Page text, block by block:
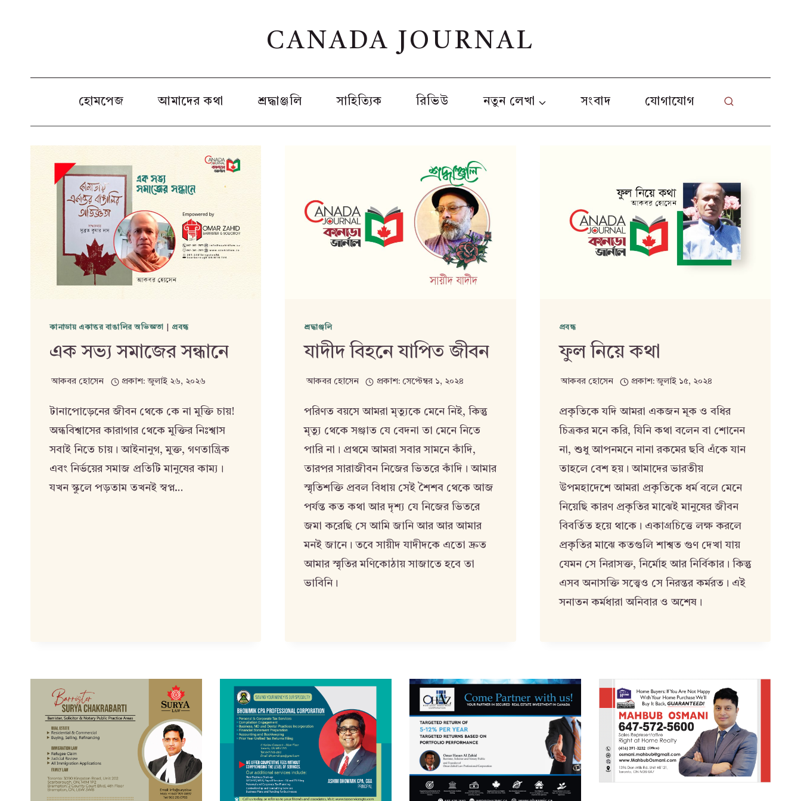
CANADA JOURNAL
হোমপেজ আমাদের কথা শ্রদ্ধাঞ্জলি সাহিত্যিক রিভিউ নতুন লেখা সংবাদ যোগাযোগ
কানাডায় একাত্তর বাঙালির অভিজ্ঞতা প্রবন্ধ
এক সভ্য সমাজের সন্ধানে
আকবর হোসেন প্রকাশ: জুলাই ২৬, ২০২৬
টানাপোড়েনের জীবন থেকে কে না মুক্তি চায়!
অন্ধবিশ্বাসের কারাগার থেকে মুক্তির নিঃশ্বাস
সবাই নিতে চায়। আইনানুগ, মুক্ত, গণতান্ত্রিক
এবং নির্ভয়ের সমাজ প্রতিটি মানুষের কাম্য।
যখন স্কুলে পড়তাম তখনই স্বপ্ন…
শ্রদ্ধাঞ্জলি
যাদীদ বিহনে যাপিত জীবন
আকবর হোসেন প্রকাশ: সেপ্টেম্বর ১, ২০২৪
পরিণত বয়সে আমরা মৃত্যুকে মেনে নিই, কিন্তু
মৃত্যু থেকে সঞ্জাত যে বেদনা তা মেনে নিতে
পারি না। প্রথমে আমরা সবার সামনে কাঁদি,
তারপর সারাজীবন নিজের ভিতরে কাঁদি। আমার
স্মৃতিশক্তি প্রবল বিধায় সেই শৈশব থেকে আজ
পর্যন্ত কত কথা আর দৃশ্য যে নিজের ভিতরে
জমা করেছি সে আমি জানি আর আর আমার
মনই জানে। তবে সায়ীদ যাদীদকে এতো দ্রুত
আমার স্মৃতির মণিকোঠায় সাজাতে হবে তা
ভাবিনি।
প্রবন্ধ
ফুল নিয়ে কথা
আকবর হোসেন প্রকাশ: জুলাই ১৫, ২০২৪
প্রকৃতিকে যদি আমরা একজন মূক ও বধির
চিত্রকর মনে করি, যিনি কথা বলেন বা শোনেন
না, শুধু আপনমনে নানা রকমের ছবি এঁকে যান
তাহলে বেশ হয়। আমাদের ভারতীয়
উপমহাদেশে আমরা প্রকৃতিকে ধর্ম বলে মেনে
নিয়েছি কারণ প্রকৃতির মাঝেই মানুষের জীবন
বিবর্তিত হয়ে থাকে। একাগ্রচিত্তে লক্ষ করলে
প্রকৃতির মাঝে কতগুলি শাশ্বত গুণ দেখা যায়
যেমন সে নিরাসক্ত, নির্মোহ আর নির্বিকার। কিন্তু
এসব অনাসক্তি সত্ত্বেও সে নিরন্তর কর্মরত। এই
সনাতন কর্মধারা অনিবার ও অশেষ।